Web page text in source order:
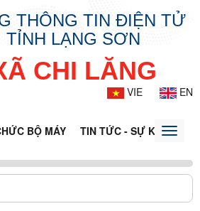
THÔNG TIN ĐIỆN TỬ
TỈNH LẠNG SƠN
CHI LĂNG
VIE EN
BỘ MÁY TIN TỨC - SỰ KIỆNToggle